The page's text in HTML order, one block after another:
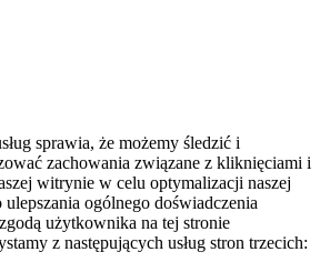
sprawia, że możemy śledzić i
zachowania związane z kliknięciami i
witrynie w celu optymalizacji naszej
ogólnego doświadczenia
użytkownika na tej stronie
z następujących usług stron trzecich: